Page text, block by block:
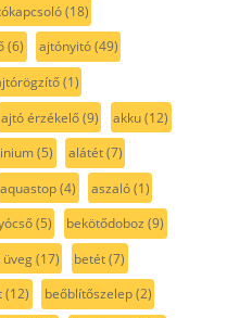
(18)
(6) ajtónyitó(49)
(1)
ajtó érzékelő(9) akku(12)
(5) alátét(7)
aquastop(4) aszaló(1)
(5) bekötődoboz (9)
üveg(17) betét(7)
(12) beőblítőszelep(2)